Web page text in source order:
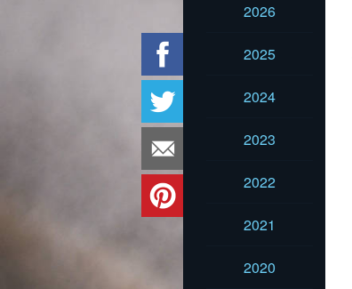
2026
2025
2024
2023
2022
2021
2020